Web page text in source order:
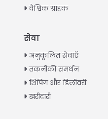
वैश्विक ग्राहक
सेवा
अनुकूलित सेवाएँ
तकनीकी समर्थन
शिपिंग और डिलीवरी
खरीदारी
Turkish
Swahili
Urdu
Greek
Italian